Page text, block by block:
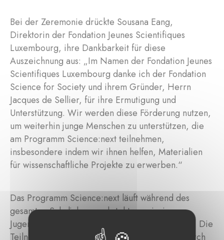
Bei der Zeremonie drückte Sousana Eang,
Direktorin der Fondation Jeunes Scientifiques
Luxembourg, ihre Dankbarkeit für diese
Auszeichnung aus: „Im Namen der Fondation Jeunes
Scientifiques Luxembourg danke ich der Fondation
Science for Society und ihrem Gründer, Herrn
Jacques de Sellier, für ihre Ermutigung und
Unterstützung. Wir werden diese Förderung nutzen,
um weiterhin junge Menschen zu unterstützen, die
am Programm Science:next teilnehmen,
insbesondere indem wir ihnen helfen, Materialien
für wissenschaftliche Projekte zu erwerben.“
Das Programm Science:next läuft während des
gesamten Schuljahres und steht neugierigen
Jugendlichen im Alter von 11 bis 21 Jahren offen. Die
Teilnehmer sammeln praktische Erfahrungen durch